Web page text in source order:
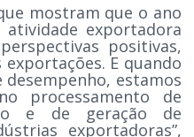
mostram que o ano
exportadora
positivas,
E quando
estamos
processamento de
e de geração de
exportadoras”,